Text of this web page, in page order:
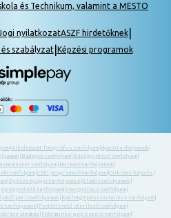
és Technikum, valamint a MESTO
nyilatkozatASZF hirdetőknek|
szabályzat| Képzési programok
| Alkalmazott fotográfus tanfolyam| Ápoló tanfolyamok
Bádogos tanfolyam| Bérügyintéző tanfolyam|
Boncmester tanfolyam| Burkoló tanfolyamok
tanfolyam| CNC programozó tanfolyam| Cukrász képzés
| Egészségügyi tanfolyamok Eladó tanfolyamok
ügyintéző tanfolyam Energetikus tanfolyam
Építőipari tanfolyamok Épületgépész technikus tanfolyam
tanfolyamok Fertőtlenítő sterilező tanfolyam
oktatás Földmunka- gép kezelő tanfolyam